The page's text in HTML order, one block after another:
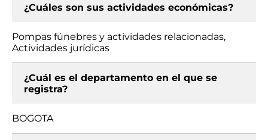
¿Cuáles son sus actividades económicas?
Pompas fúnebres y actividades relacionadas,
Actividades jurídicas
¿Cuál es el departamento en el que se
registra?
BOGOTA